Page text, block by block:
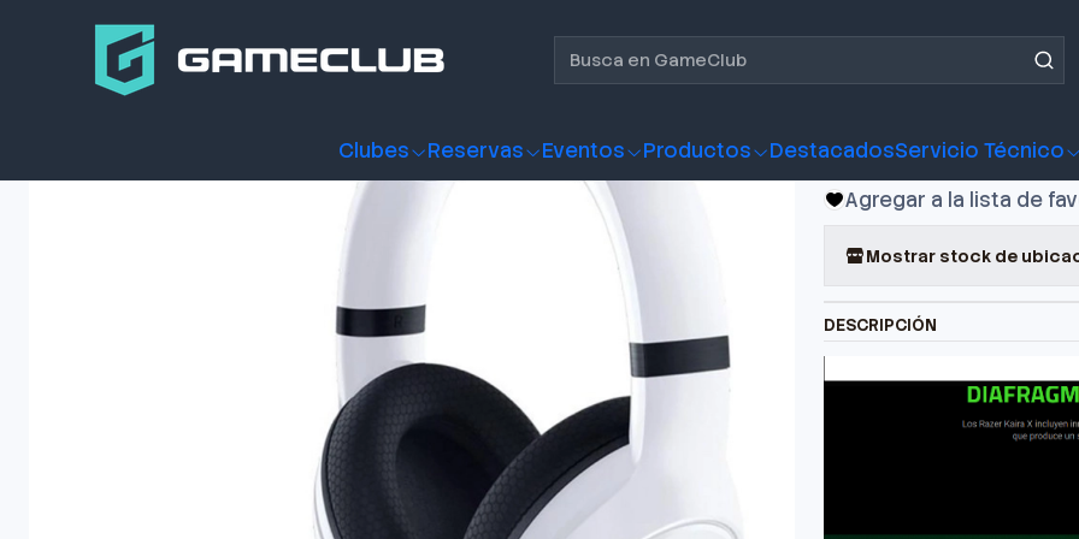
Clubes Reservas Eventos Productos DestacadosServicio Técnico
Productos
Audifono
XBOX
Agregar a la lista de
Mostrar stock de
DESCRIPCIÓN